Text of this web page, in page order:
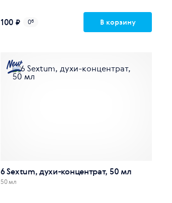
100 ₽ 0б В корзину
6 Sextum, духи-концентрат, 50 мл
50 мл